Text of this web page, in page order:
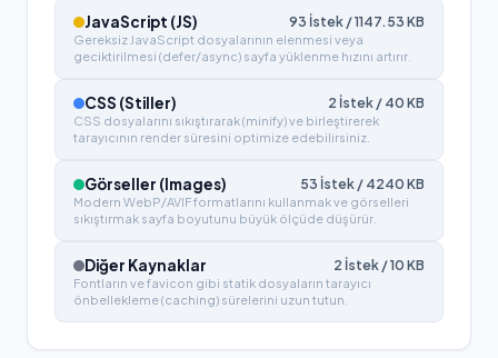
JavaScript (JS) 93 İstek /1147.53 KB
Gereksiz JavaScript dosyalarının elenmesi veya
geciktirilmesi (defer/async) sayfa yüklenme hızını artırır.
CSS (Stiller) 2 İstek / 40 KB
CSS dosyalarını sıkıştırarak (minify) ve birleştirerek
tarayıcının render süresini optimize edebilirsiniz.
Görseller (Images) 53 İstek / 4240 KB
Modern WebP/AVIF formatlarını kullanmak ve görselleri
sıkıştırmak sayfa boyutunu büyük ölçüde düşürür.
Diğer Kaynaklar 2 İstek /10 KB
Fontların ve favicon gibi statik dosyaların tarayıcı
önbellekleme (caching) sürelerini uzun tutun.